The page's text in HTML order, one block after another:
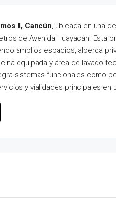
II, Cancún, ubicada en una
de Avenida Huayacán. Esta
amplios espacios, alberca
equipada y área de lavado
sistemas funcionales como
y vialidades principales en